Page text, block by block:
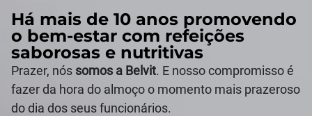
Há mais de 10 anos promovendo
o bem-estar com refeições
saborosas e nutritivas
Prazer, nós somos a Belvit. E nosso compromisso é
fazer da hora do almoço o momento mais prazeroso
do dia dos seus funcionários.